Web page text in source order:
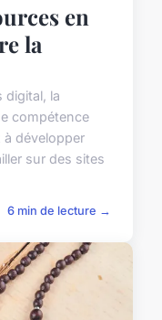
en
la
digital, la
compétence
à développer
sur des sites
6 min de lecture →